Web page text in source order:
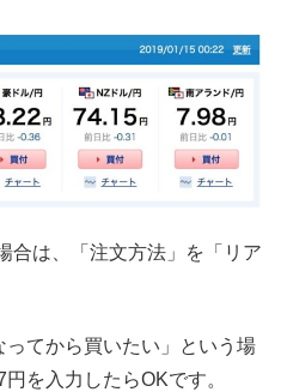
合は、「注文方法」を「リア
てから買いたい」という場
を入力したらOKです。